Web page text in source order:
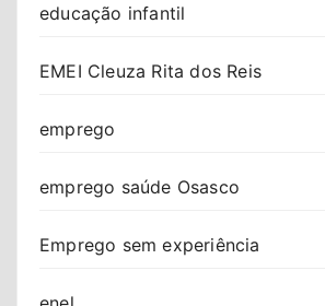
educação infantil
EMEI Cleuza Rita dos Reis
emprego
emprego saúde Osasco
Emprego sem experiência